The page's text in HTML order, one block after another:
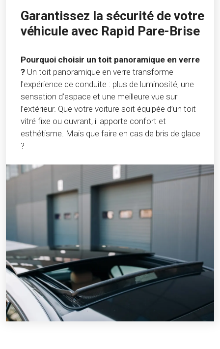
Garantissez la sécurité de votre
véhicule avec Rapid Pare-Brise
Pourquoi choisir un toit panoramique en verre
? Un toit panoramique en verre transforme
l'expérience de conduite : plus de luminosité, une
sensation d’espace et une meilleure vue sur
l’extérieur. Que votre voiture soit équipée d’un toit
vitré fixe ou ouvrant, il apporte confort et
esthétisme. Mais que faire en cas de bris de glace
?